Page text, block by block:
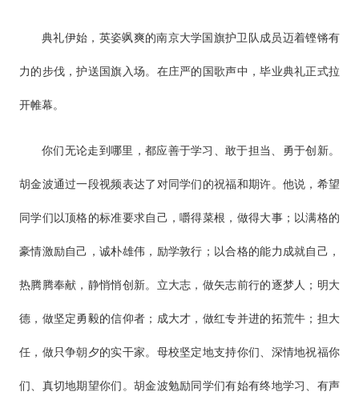
典礼伊始，英姿飒爽的南京大学国旗护卫队成员迈着铿锵有
力的步伐，护送国旗入场。在庄严的国歌声中，毕业典礼正式拉
开帷幕。
你们无论走到哪里，都应善于学习、敢于担当、勇于创新。
胡金波通过一段视频表达了对同学们的祝福和期许。他说，希望
同学们以顶格的标准要求自己，嚼得菜根，做得大事；以满格的
豪情激励自己，诚朴雄伟，励学敦行；以合格的能力成就自己，
热腾腾奉献，静悄悄创新。立大志，做矢志前行的逐梦人；明大
德，做坚定勇毅的信仰者；成大才，做红专并进的拓荒牛；担大
任，做只争朝夕的实干家。母校坚定地支持你们、深情地祝福你
们、真切地期望你们。胡金波勉励同学们有始有终地学习、有声